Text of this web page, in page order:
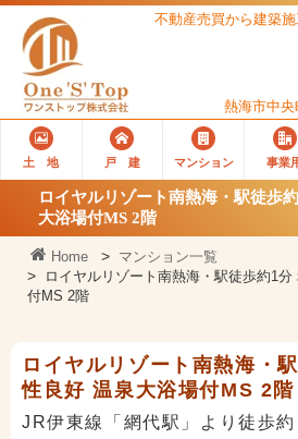
不動産売買から建築
熱海市中
土 地 戸 建 マンション 事業
ロイヤルリゾート南熱海・駅徒歩
大浴場付MS 2階
Home
マンション一覧
ロイヤルリゾート南熱海・駅徒歩約1
付MS 2階
ロイヤルリゾート南熱海・
性良好 温泉大浴場付MS 2階
JR伊東線「網代駅」より徒歩